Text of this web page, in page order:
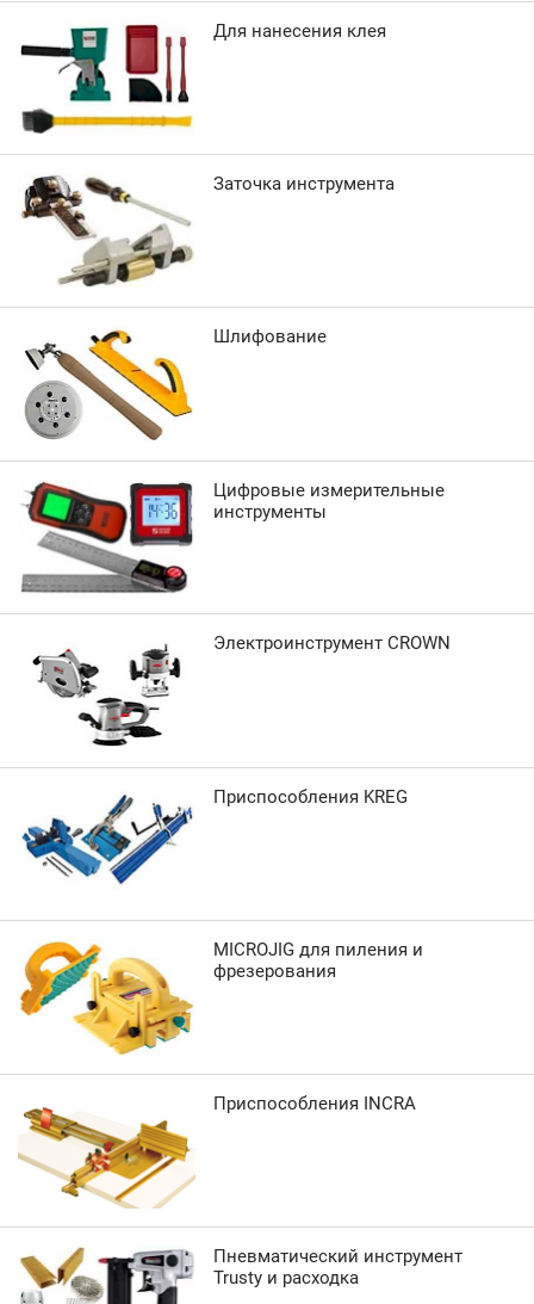
Для нанесения клея
Заточка инструмента
Шлифование
Цифровые измерительные
инструменты
Электроинструмент CROWN
Приспособления KREG
MICROJIG для пиления и
фрезерования
Приспособления INCRA
Пневматический инструмент
Trusty и расходка